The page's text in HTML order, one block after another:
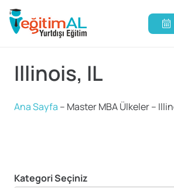
Illinois, IL
Ana Sayfa – Master MBA Ülkeler–
Kategori Seçiniz